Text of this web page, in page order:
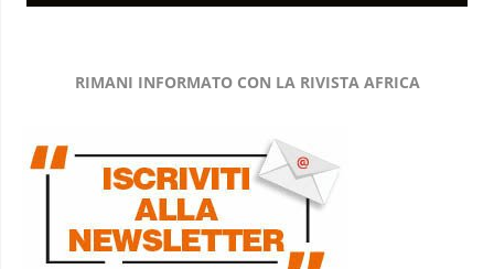
RIMANI INFORMATO CON LA RIVISTA AFRICA